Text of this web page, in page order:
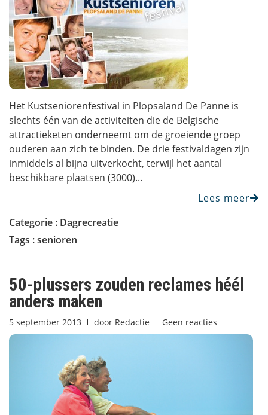
Het Kustseniorenfestival in Plopsaland De Panne is
slechts één van de activiteiten die de Belgische
attractieketen onderneemt om de groeiende groep
ouderen aan zich te binden. De drie festivaldagen zijn
inmiddels al bijna uitverkocht, terwijl het aantal
beschikbare plaatsen (3000)...
Lees meer
Categorie : Dagrecreatie
Tags :senioren
50-plussers zouden reclames héél
anders maken
5 september 2013 door Redactie Geen reacties